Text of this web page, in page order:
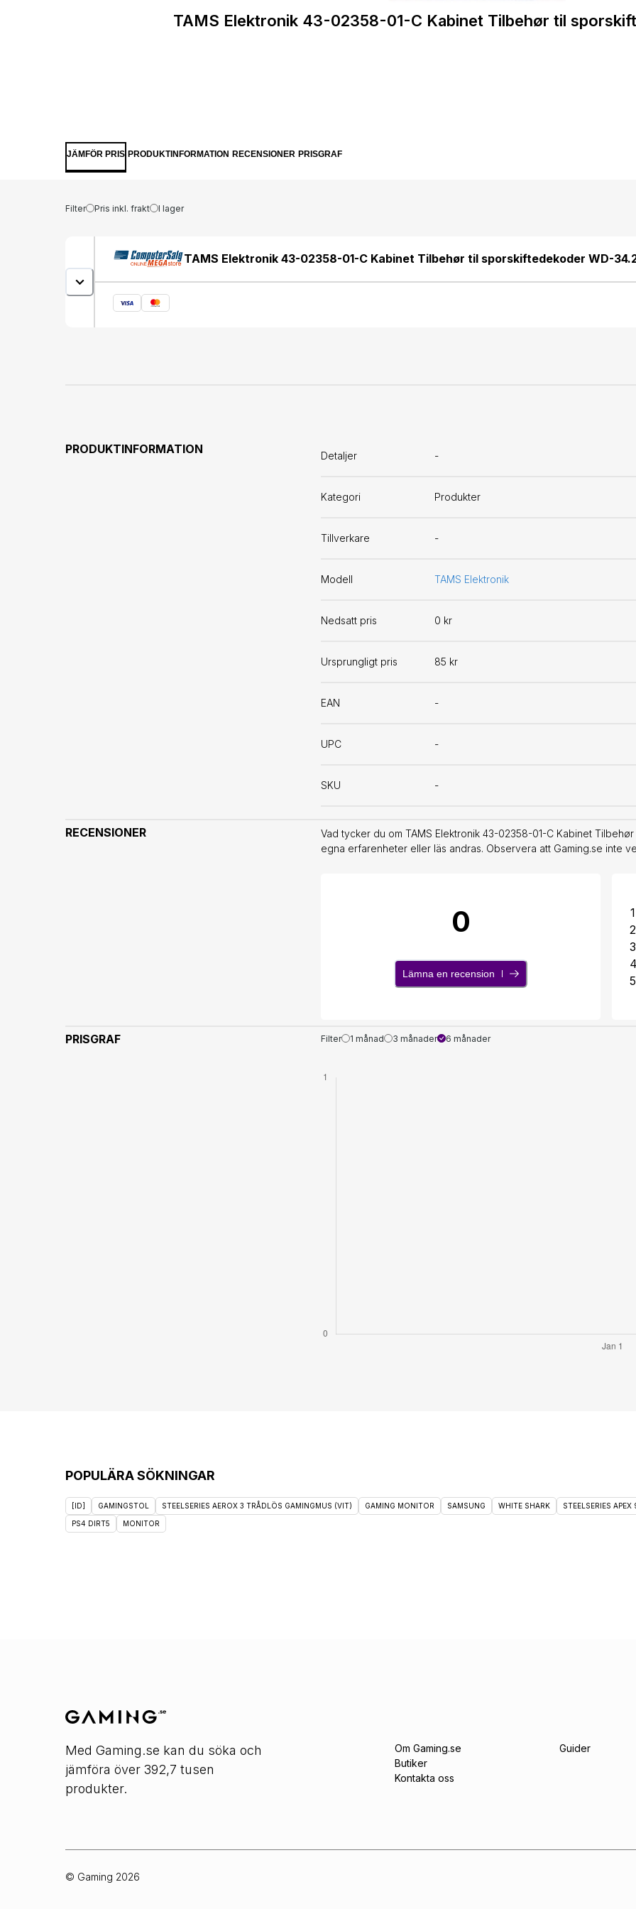
TAMS Elektronik 43-02358-01-C Kabinet Tilbehør til
JÄMFÖR PRIS PRODUKTINFORMATION RECENSIONER PRISGRAF
Filter Pris inkl. frakt I lager
TAMS Elektronik 43-02358-01-C Kabinet Tilbehør til sporskiftedekoder WD-
PRODUKTINFORMATION
Detaljer -
Kategori Produkter
Tillverkare -
Modell TAMS Elektronik
Nedsatt pris 0 kr
Ursprungligt pris 85 kr
EAN -
UPC -
SKU -
RECENSIONER
Vad tycker du om TAMS Elektronik 43-02358-01-C Kabinet
egna erfarenheter eller läs andras. Observera att Gaming.se inte
0
Lämna en recension
1
2
3
4
5
PRISGRAF Filter 1 månad 3 månader 6 månader
POPULÄRA SÖKNINGAR
[ID] GAMINGSTOL STEELSERIES AEROX 3 TRÅDLÖS GAMINGMUS (VIT) GAMING MONITOR SAMSUNG WHITE SHARK STEELSERIES
PS4 DIRT5 MONITOR
Med Gaming.se kan du söka och
jämföra över 392,7 tusen
produkter.
Om Gaming.se
Butiker
Kontakta oss
Guider
© Gaming 2026